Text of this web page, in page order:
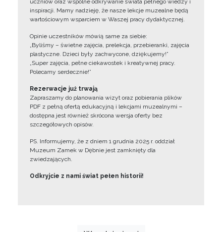
uczniów oraz wspólne odkrywanie świata pełnego wiedzy i
inspiracji. Mamy nadzieję, że nasze lekcje muzealne będą
wartościowym wsparciem w Waszej pracy dydaktycznej.
Opinie uczestników mówią same za siebie:
„Byliśmy – świetne zajęcia, prelekcja, przebieranki, zajęcia
plastyczne. Dzieci były zachwycone, dziękujemy!”
„Super zajęcia, pełne ciekawostek i kreatywnej pracy.
Polecamy serdecznie!”
Rezerwacje już trwają
Zapraszamy do planowania wizyt oraz pobierania plików
PDF z pełną ofertą edukacyjną i lekcjami muzealnymi –
dostępna jest również skrócona wersja oferty bez
szczegółowych opisów.
PS. Informujemy, że z dniem 1 grudnia 2025 r. oddział
Muzeum Zamek w Dębnie jest zamknięty dla
zwiedzających.
Odkryjcie z nami świat pełen historii!